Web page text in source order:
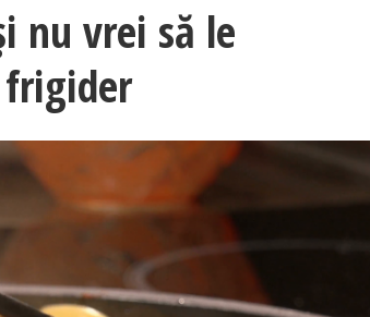
nu vrei să le